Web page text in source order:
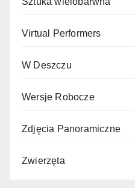
Virtual Performers
W Deszczu
Wersje Robocze
Zdjęcia Panoramiczne
Zwierzęta